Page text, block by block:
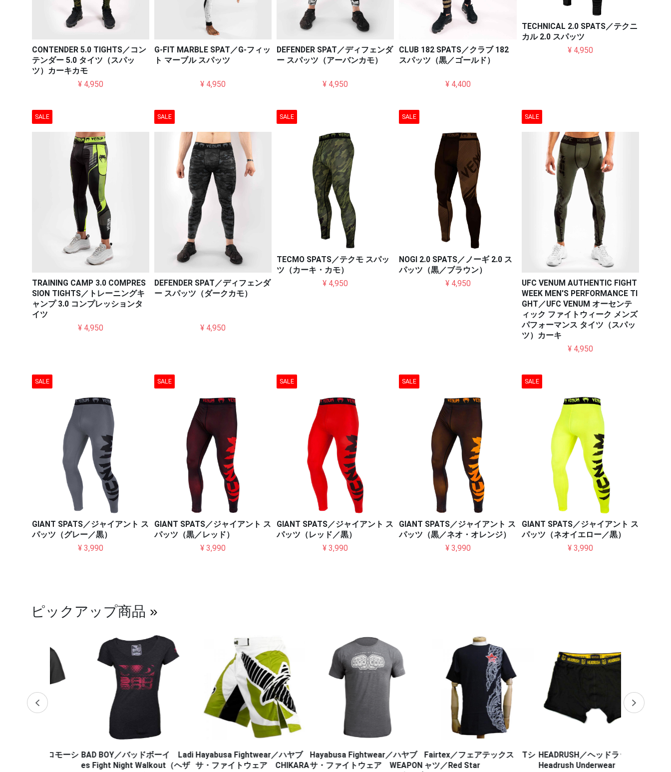
CONTENDER 5.0 TIGHTS／コン
テンダー 5.0 タイツ（スパッ
ツ）カーキカモ
¥ 4,950
G-FIT MARBLE SPAT／G-フィッ
ト マーブル スパッツ
¥ 4,950
DEFENDER SPAT／ディフェンダ
ー スパッツ（アーバンカモ）
¥ 4,950
CLUB 182 SPATS／クラブ 182
スパッツ（黒／ゴールド）
¥ 4,400
TECHNICAL 2.0 SPATS／テクニ
カル 2.0 スパッツ
¥ 4,950
SALE
TRAINING CAMP 3.0 COMPRES
SION TIGHTS／トレーニングキ
ャンプ 3.0 コンプレッションタ
イツ
¥ 4,950
SALE
DEFENDER SPAT／ディフェンダ
ー スパッツ（ダークカモ）
¥ 4,950
SALE
TECMO SPATS／テクモ スパッ
ツ（カーキ・カモ）
¥ 4,950
SALE
NOGI 2.0 SPATS／ノーギ 2.0 ス
パッツ（黒／ブラウン）
¥ 4,950
SALE
UFC VENUM AUTHENTIC FIGHT
WEEK MEN'S PERFORMANCE TI
GHT／UFC VENUM オーセンテ
ィック ファイトウィーク メンズ
パフォーマンス タイツ（スパッ
ツ）カーキ
¥ 4,950
SALE
GIANT SPATS／ジャイアント ス
パッツ（グレー／黒）
¥ 3,990
SALE
GIANT SPATS／ジャイアント ス
パッツ（黒／レッド）
¥ 3,990
SALE
GIANT SPATS／ジャイアント ス
パッツ（レッド／黒）
¥ 3,990
SALE
GIANT SPATS／ジャイアント ス
パッツ（黒／ネオ・オレンジ）
¥ 3,990
SALE
GIANT SPATS／ジャイアント ス
パッツ（ネオイエロー／黒）
¥ 3,990
ピックアップ商品 »
BAD BOY／バッドボーイ Ladi
es Fight Night Walkout（ヘザ
Hayabusa Fightwear／ハヤブ
サ・ファイトウェア CHIKARA
Hayabusa Fightwear／ハヤブ
サ・ファイトウェア WEAPON
Fairtex／フェアテックス Tシ
ャツ／Red Star
HEADRUSH／ヘッドラッシュ
Headrush Underwear